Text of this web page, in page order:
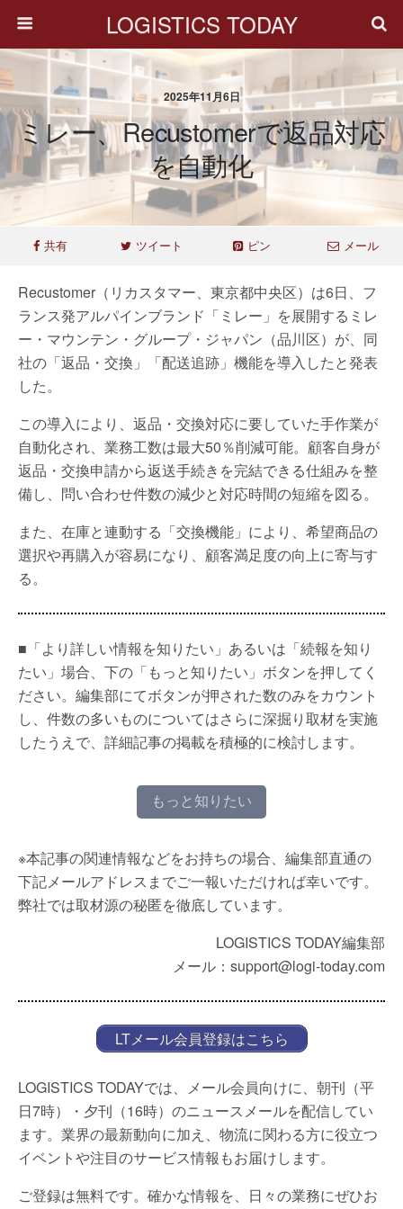
LOGISTICS TODAY
2025年11月6日
ミレー、Recustomerで返品対応
を自動化
共有 ツイート ピン メール
Recustomer（リカスタマー、東京都中央区）は6日、フ
ランス発アルパインブランド「ミレー」を展開するミレ
ー・マウンテン・グループ・ジャパン（品川区）が、同
社の「返品・交換」「配送追跡」機能を導入したと発表
した。
この導入により、返品・交換対応に要していた手作業が
自動化され、業務工数は最大50％削減可能。顧客自身が
返品・交換申請から返送手続きを完結できる仕組みを整
備し、問い合わせ件数の減少と対応時間の短縮を図る。
また、在庫と連動する「交換機能」により、希望商品の
選択や再購入が容易になり、顧客満足度の向上に寄与す
る。
■「より詳しい情報を知りたい」あるいは「続報を知り
たい」場合、下の「もっと知りたい」ボタンを押してく
ださい。編集部にてボタンが押された数のみをカウント
し、件数の多いものについてはさらに深掘り取材を実施
したうえで、詳細記事の掲載を積極的に検討します。
もっと知りたい
※本記事の関連情報などをお持ちの場合、編集部直通の
下記メールアドレスまでご一報いただければ幸いです。
弊社では取材源の秘匿を徹底しています。
LOGISTICS TODAY編集部
メール：support@logi-today.com
LTメール会員登録はこちら
LOGISTICS TODAYでは、メール会員向けに、朝刊（平
日7時）・夕刊（16時）のニュースメールを配信してい
ます。業界の最新動向に加え、物流に関わる方に役立つ
イベントや注目のサービス情報もお届けします。
ご登録は無料です。確かな情報を、日々の業務にぜひお